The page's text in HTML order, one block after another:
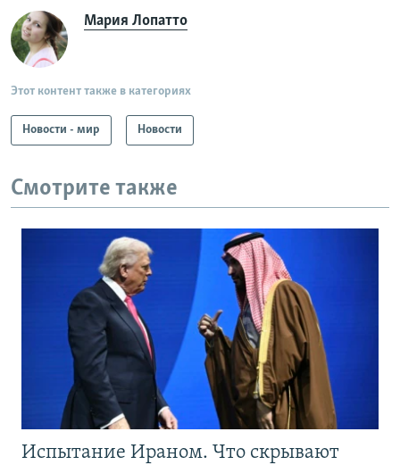
Мария Лопатто
Этот контент также в категориях
Новости - мир Новости
Смотрите также
Испытание Ираном. Что скрывают